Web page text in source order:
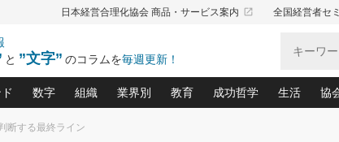
日本経営合理化協会 商品・サービス案内 launch 全国経営者セ
と ”文字” のコラムを毎週更新！
数字 組織 業界別 教育 成功哲学 生活 協
断する最終ライン